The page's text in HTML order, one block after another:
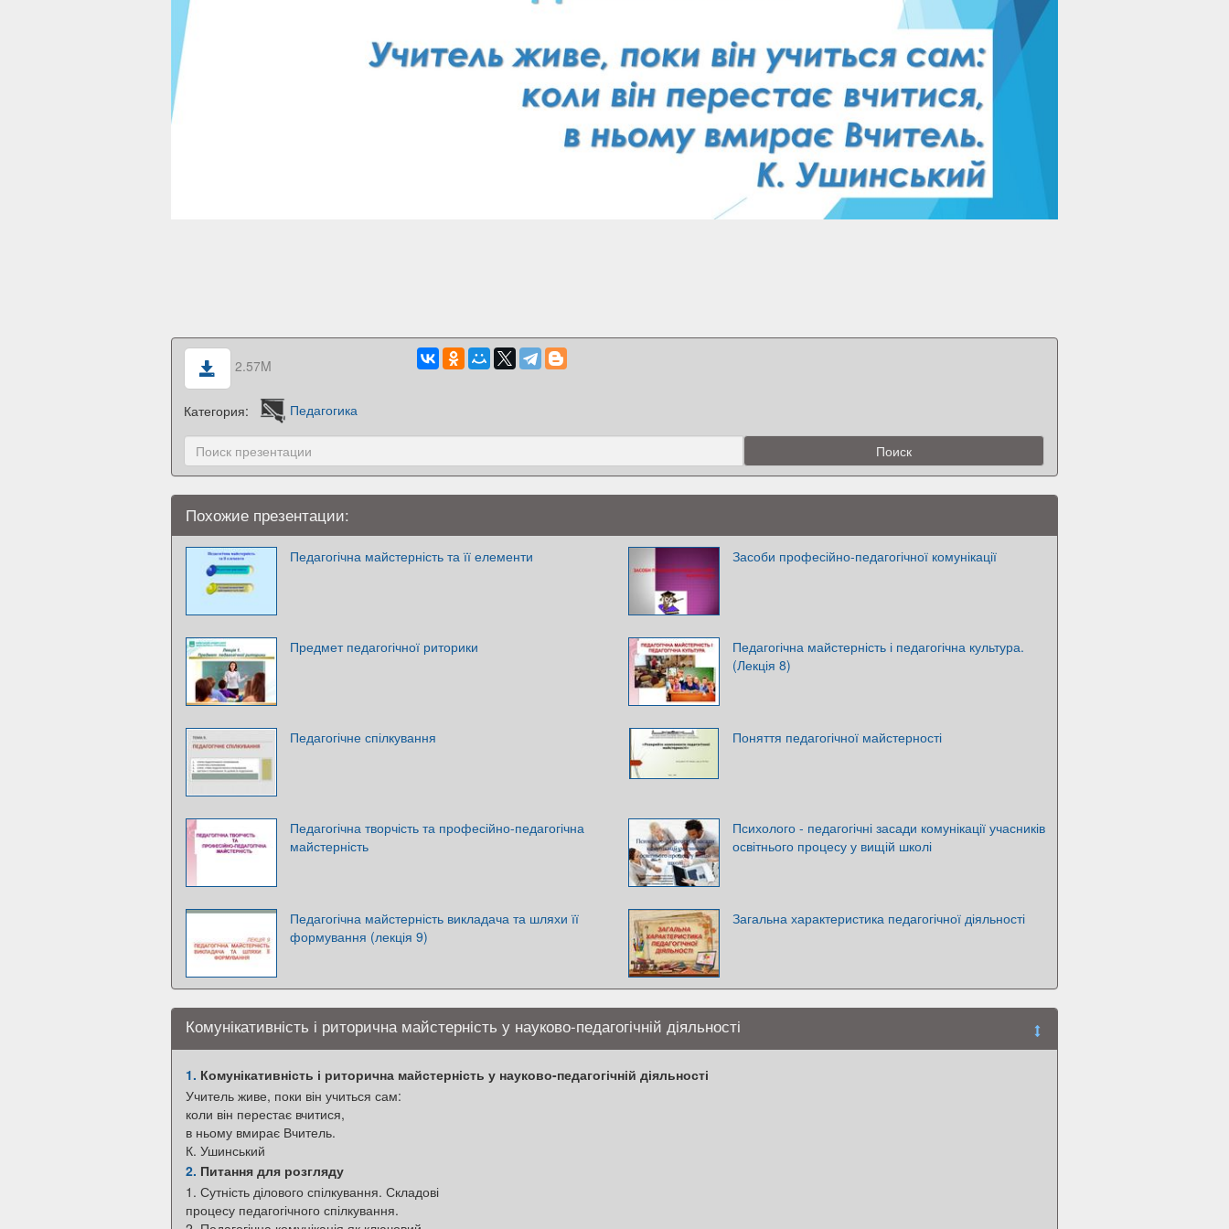
2.57M
Категория: Педагогика
Похожие презентации:
Педагогічна майстерність та її елементи Засоби професійно-педагогічної комунікації
Предмет педагогічної риторики
Педагогічна майстерність і педагогічна культура.
(Лекція 8)
Педагогічне спілкування Поняття педагогічної майстерності
Педагогічна творчість та професійно-педагогічна
майстерність
Психолого - педагогічні засади комунікації учасників
освітнього процесу у вищій школі
Педагогічна майстерність викладача та шляхи її
формування (лекція 9)
Загальна характеристика педагогічної діяльності
Комунікативність і риторична майстерність у науково-педагогічній діяльності
1. Комунікативність і риторична майстерність у науково-педагогічній діяльності
Учитель живе, поки він учиться сам:
коли він перестає вчитися,
в ньому вмирає Вчитель.
К. Ушинський
2. Питання для розгляду
1. Сутність ділового спілкування. Складові
процесу педагогічного спілкування.